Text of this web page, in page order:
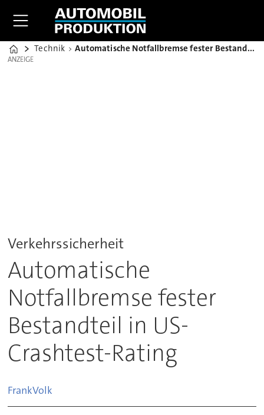
Home
Technik Automatische Notfallbremse fester Bestandteil in US-Crashtest-Rating
ANZEIGE
ANZEIGE
Verkehrssicherheit
Automatische
Notfallbremse fester
Bestandteil in US-
Crashtest-Rating
FrankVolk